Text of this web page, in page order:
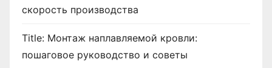
скорость производства
Title: Монтаж наплавляемой кровли:
пошаговое руководство и советы